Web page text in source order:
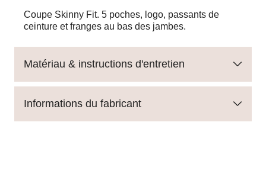
Coupe Skinny Fit. 5 poches, logo, passants de
ceinture et franges au bas des jambes.
Matériau & instructions d'entretien
Informations du fabricant